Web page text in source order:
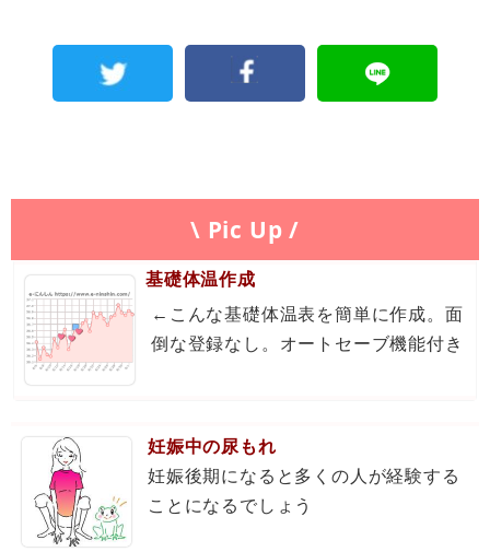
\ Pic Up /
基礎体温作成
←こんな基礎体温表を簡単に作成。面
倒な登録なし。オートセーブ機能付き
妊娠中の尿もれ
妊娠後期になると多くの人が経験する
ことになるでしょう